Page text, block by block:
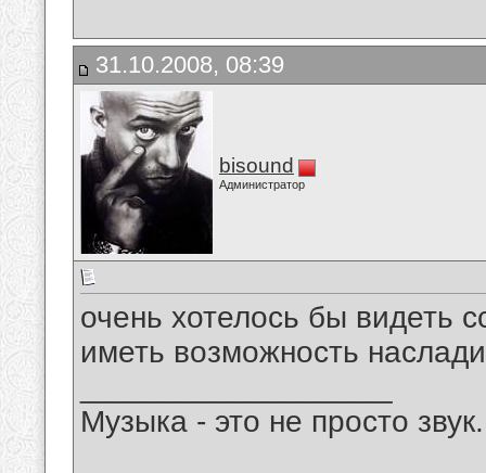
31.10.2008, 08:39
bisound
Администратор
очень хотелось бы видеть
иметь возможность
Музыка - это не просто